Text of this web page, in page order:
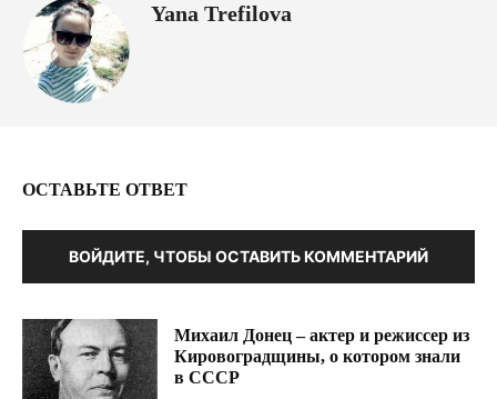
Yana Trefilova
ОСТАВЬТЕ ОТВЕТ
ВОЙДИТЕ, ЧТОБЫ ОСТАВИТЬ КОММЕНТАРИЙ
Михаил Донец – актер и режиссер из
Кировоградщины, о котором знали
в СССР